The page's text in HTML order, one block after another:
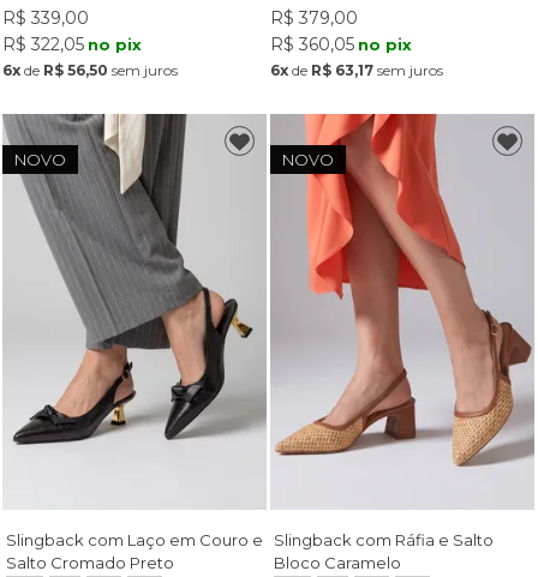
R$ 339,00
R$ 322,05 no pix
6xde R$ 56,50 sem juros
R$ 379,00
R$ 360,05 no pix
6x de R$ 63,17 sem juros
NOVO
Slingback com Laço em Couro e
Salto Cromado Preto
NOVO
Slingback com Ráfia e Salto
Bloco Caramelo